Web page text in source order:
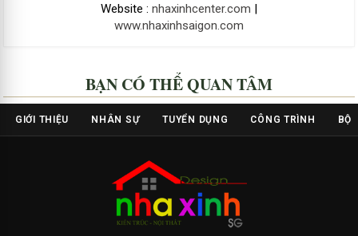
Website : nhaxinhcenter.com |
www.nhaxinhsaigon.com
BẠN CÓ THỂ QUAN TÂM
GIỚI THIỆU NHÂN SỰ TUYỂN DỤNG CÔNG TRÌNH BỘ